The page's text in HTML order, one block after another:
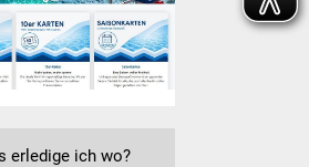
Zehntscheuer
Bürgerhaus
erledige ich wo?